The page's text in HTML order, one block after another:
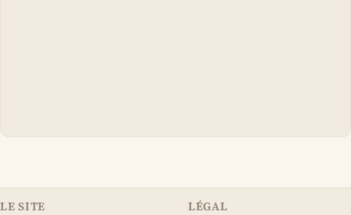
LE SITE LÉGAL